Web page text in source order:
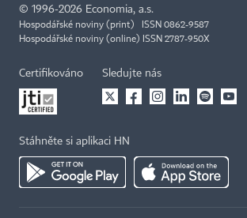
© 1996-2026 Economia, a.s.
Hospodářské noviny (print) ISSN 0862-9587
Hospodářské noviny (online) ISSN 2787-950X
Certifikováno Sledujte nás
Stáhněte si aplikaci HN